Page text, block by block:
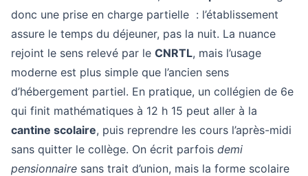
donc une prise en charge partielle : l’établissement
assure le temps du déjeuner, pas la nuit. La nuance
rejoint le sens relevé par le CNRTL, mais l’usage
moderne est plus simple que l’ancien sens
d’hébergement partiel. En pratique, un collégien de 6e
qui finit mathématiques à 12 h 15 peut aller à la
cantine scolaire, puis reprendre les cours l’après-midi
sans quitter le collège. On écrit parfois demi
pensionnaire sans trait d’union, mais la forme scolaire